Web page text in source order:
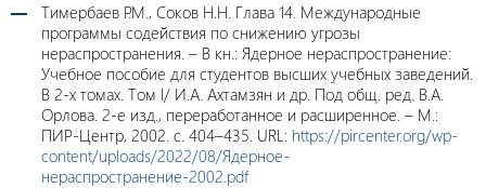
Тимербаев Р.М., Соков Н.Н. Глава 14. Международные
программы содействия по снижению угрозы
нераспространения. – В кн.: Ядерное нераспространение:
Учебное пособие для студентов высших учебных заведений.
В 2-х томах. Том I/ И.А. Ахтамзян и др. Под общ. ред. В.А.
Орлова. 2-е изд., переработанное и расширенное. – М.:
ПИР-Центр, 2002. с. 404–435. URL: https://pircenter.org/wp-
content/uploads/2022/08/Ядерное-
нераспространение-2002.pdf